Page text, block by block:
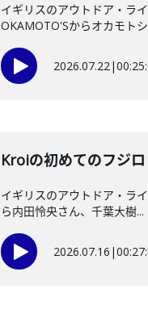
イギリスのアウトドア・ラ
OKAMOTO'Sからオカモト
2026.07.22|
Kroiの初めてのフジロ
イギリスのアウトドア・ラ
ら内田怜央さん、千葉大樹...
2026.07.16 |